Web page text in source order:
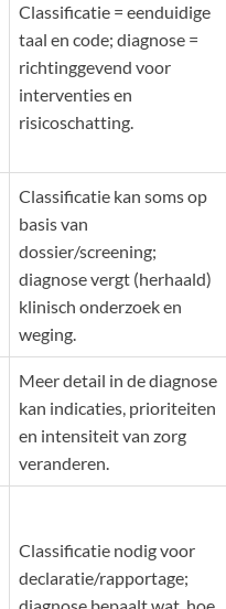
Classificatie = eenduidige
taal en code; diagnose =
richtinggevend voor
interventies en
risicoschatting.
Classificatie kan soms op
basis van
dossier/screening;
diagnose vergt (herhaald)
klinisch onderzoek en
weging.
Meer detail in de diagnose
kan indicaties, prioriteiten
en intensiteit van zorg
veranderen.
Classificatie nodig voor
declaratie/rapportage;